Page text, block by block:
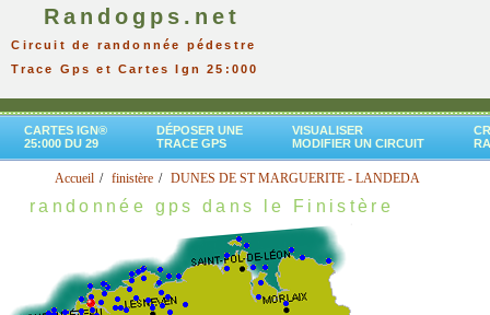
Randogps.net
Circuit de randonnée pédestre
Trace Gps et Cartes Ign 25:000
CARTES IGN®
25:000 DU 29
DÉPOSER UNE
TRACE GPS
VISUALISER
MODIFIER UN CIRCUIT
Accueil finistère DUNES DE ST MARGUERITE - LANDEDA
randonnée gps dans le Finistère